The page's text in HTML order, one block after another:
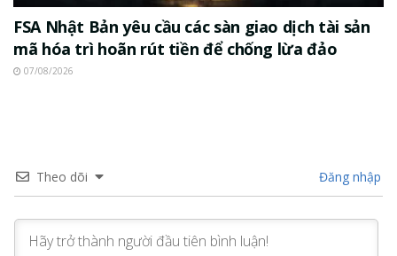
FSA Nhật Bản yêu cầu các sàn giao dịch tài sản
mã hóa trì hoãn rút tiền để chống lừa đảo
07/08/2026
Theo dõi Đăng nhập